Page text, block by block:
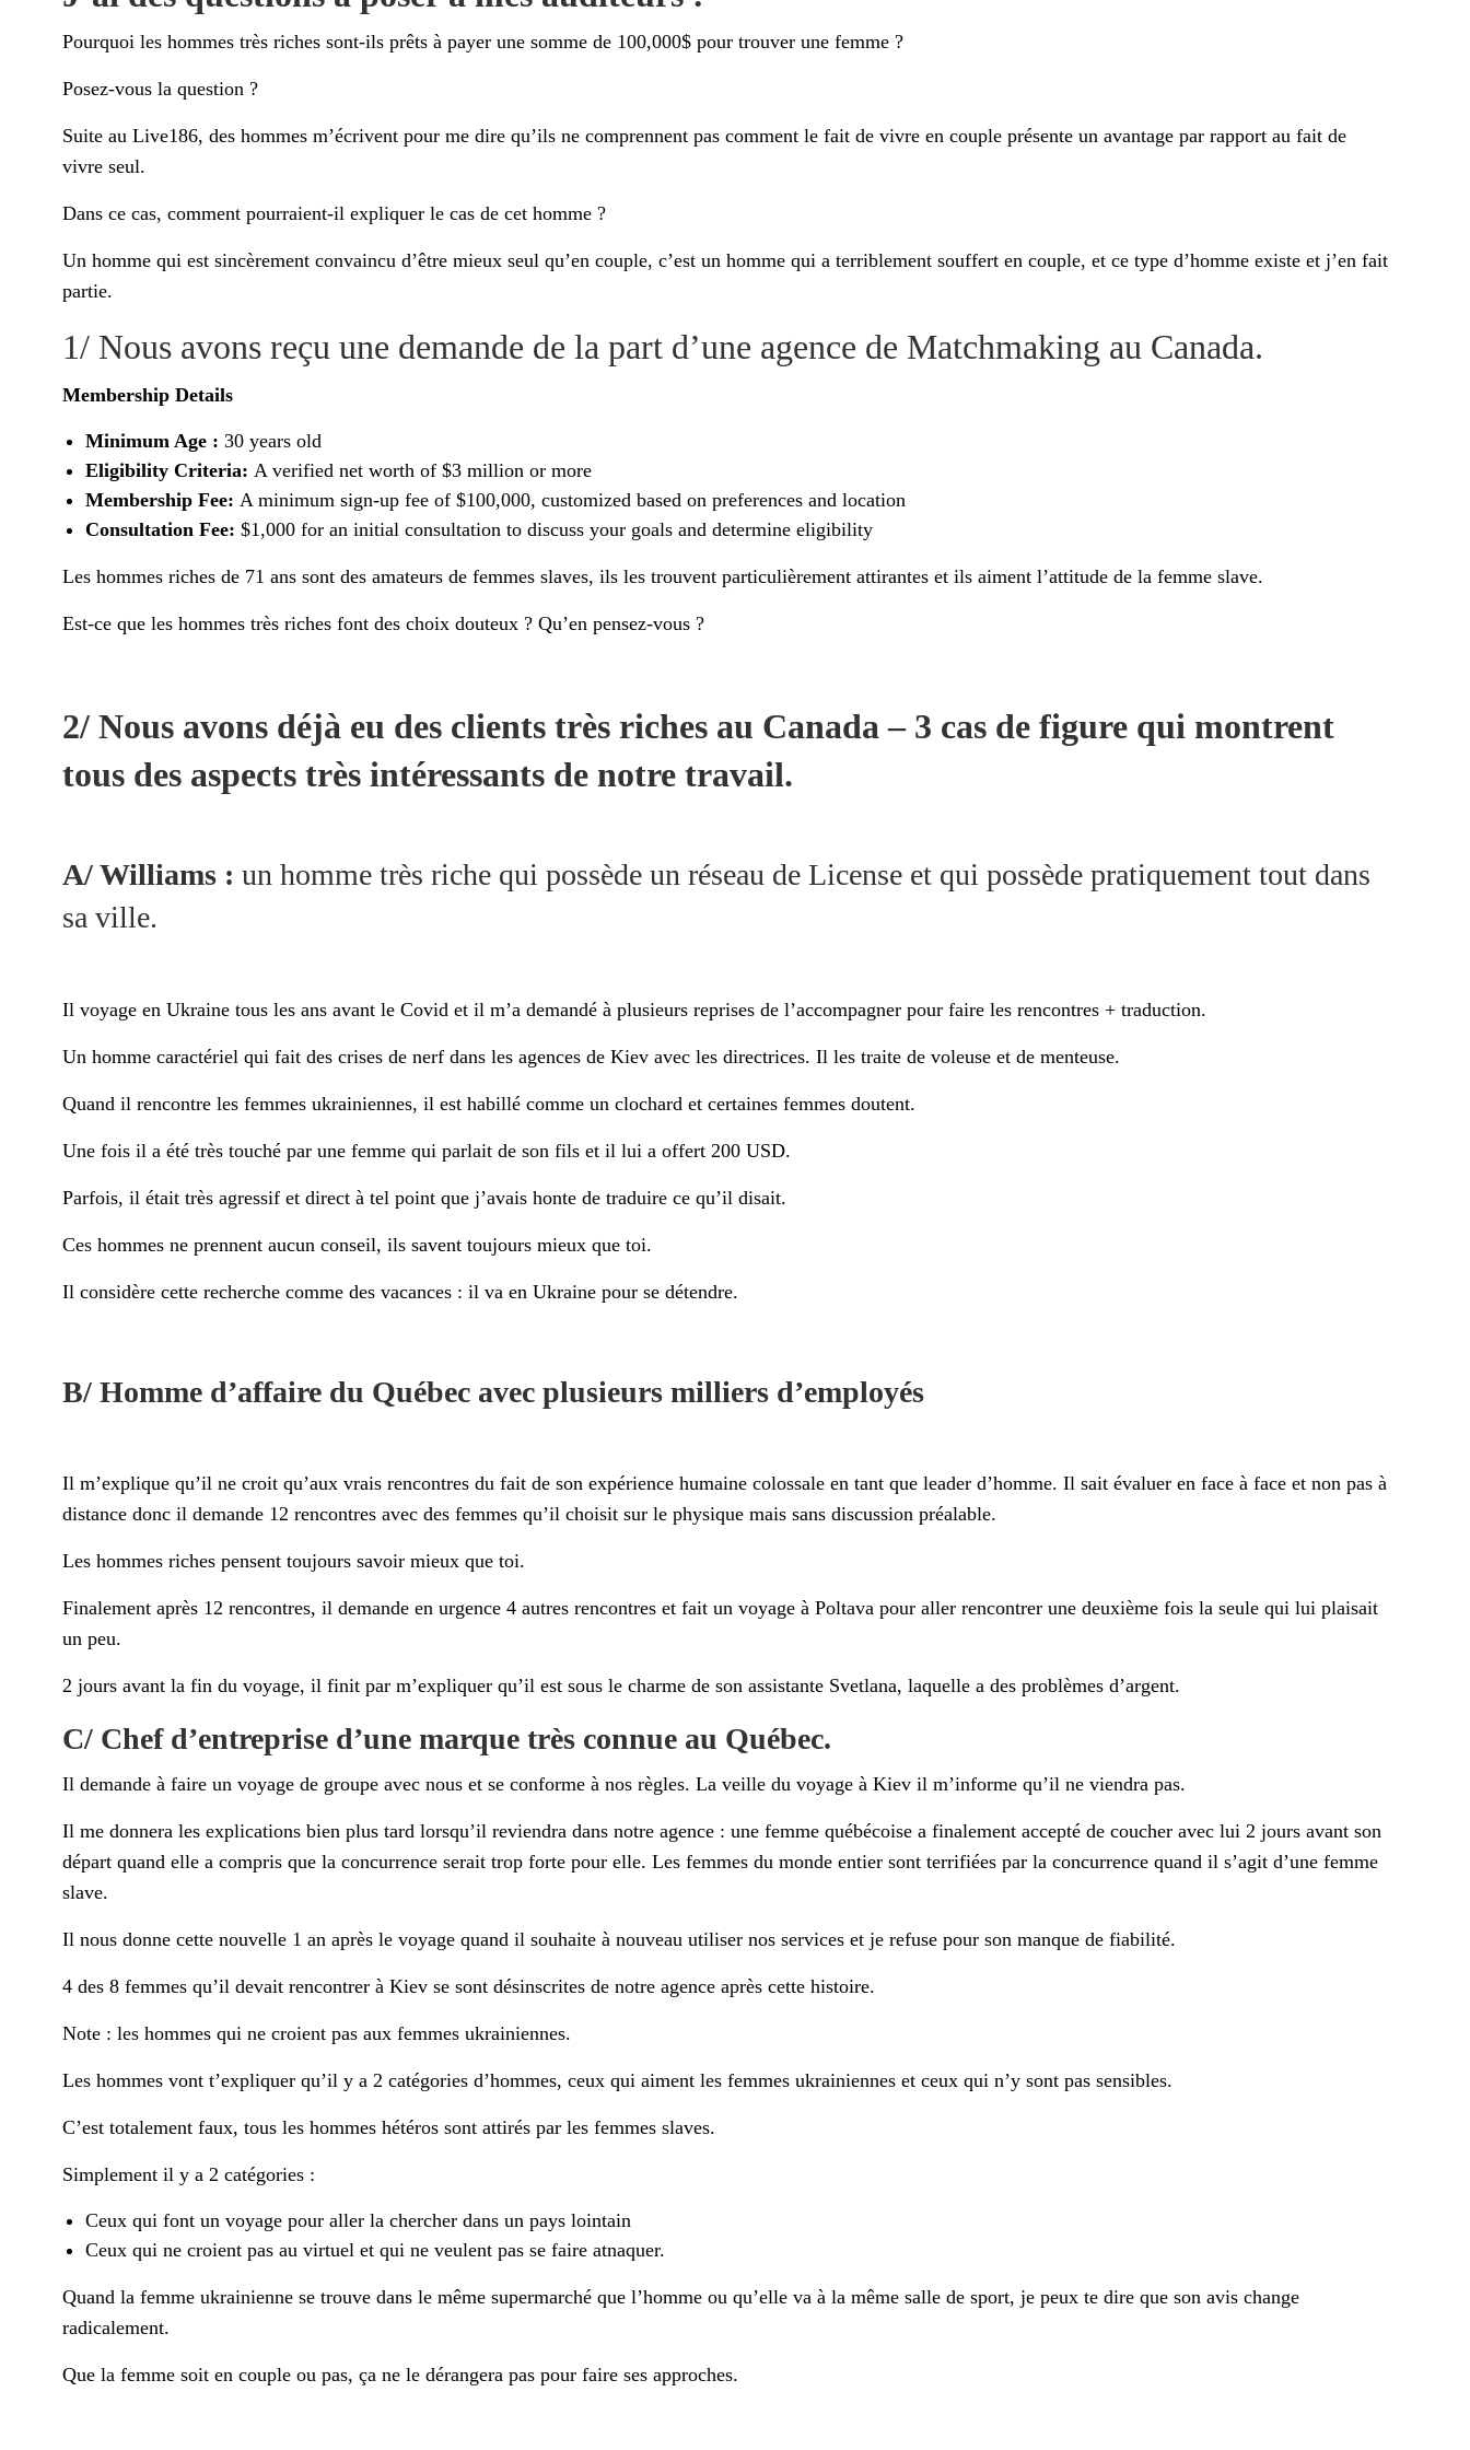
Pourquoi les hommes très riches sont-ils prêts à payer une somme de 100,000$ pour trouver une femme ?
Posez-vous la question ?
Suite au Live186, des hommes m’écrivent pour me dire qu’ils ne comprennent pas comment le fait de vivre en couple présente un avantage par rapport au fait de
vivre seul.
Dans ce cas, comment pourraient-il expliquer le cas de cet homme ?
Un homme qui est sincèrement convaincu d’être mieux seul qu’en couple, c’est un homme qui a terriblement souffert en couple, et ce type d’homme existe et j’en fait
partie.
1/ Nous avons reçu une demande de la part d’une agence de Matchmaking au Canada.
Membership Details
Minimum Age : 30 years old
Eligibility Criteria: A verified net worth of $3 million or more
Membership Fee: A minimum sign-up fee of $100,000, customized based on preferences and location
Consultation Fee: $1,000 for an initial consultation to discuss your goals and determine eligibility
Les hommes riches de 71 ans sont des amateurs de femmes slaves, ils les trouvent particulièrement attirantes et ils aiment l’attitude de la femme slave.
Est-ce que les hommes très riches font des choix douteux ? Qu’en pensez-vous ?
2/ Nous avons déjà eu des clients très riches au Canada – 3 cas de figure qui montrent
tous des aspects très intéressants de notre travail.
A/ Williams : un homme très riche qui possède un réseau de License et qui possède pratiquement tout dans
sa ville.
Il voyage en Ukraine tous les ans avant le Covid et il m’a demandé à plusieurs reprises de l’accompagner pour faire les rencontres + traduction.
Un homme caractériel qui fait des crises de nerf dans les agences de Kiev avec les directrices. Il les traite de voleuse et de menteuse.
Quand il rencontre les femmes ukrainiennes, il est habillé comme un clochard et certaines femmes doutent.
Une fois il a été très touché par une femme qui parlait de son fils et il lui a offert 200 USD.
Parfois, il était très agressif et direct à tel point que j’avais honte de traduire ce qu’il disait.
Ces hommes ne prennent aucun conseil, ils savent toujours mieux que toi.
Il considère cette recherche comme des vacances : il va en Ukraine pour se détendre.
B/ Homme d’affaire du Québec avec plusieurs milliers d’employés
Il m’explique qu’il ne croit qu’aux vrais rencontres du fait de son expérience humaine colossale en tant que leader d’homme. Il sait évaluer en face à face et non pas à
distance donc il demande 12 rencontres avec des femmes qu’il choisit sur le physique mais sans discussion préalable.
Les hommes riches pensent toujours savoir mieux que toi.
Finalement après 12 rencontres, il demande en urgence 4 autres rencontres et fait un voyage à Poltava pour aller rencontrer une deuxième fois la seule qui lui plaisait
un peu.
2 jours avant la fin du voyage, il finit par m’expliquer qu’il est sous le charme de son assistante Svetlana, laquelle a des problèmes d’argent.
C/ Chef d’entreprise d’une marque très connue au Québec.
Il demande à faire un voyage de groupe avec nous et se conforme à nos règles. La veille du voyage à Kiev il m’informe qu’il ne viendra pas.
Il me donnera les explications bien plus tard lorsqu’il reviendra dans notre agence : une femme québécoise a finalement accepté de coucher avec lui 2 jours avant son
départ quand elle a compris que la concurrence serait trop forte pour elle. Les femmes du monde entier sont terrifiées par la concurrence quand il s’agit d’une femme
slave.
Il nous donne cette nouvelle 1 an après le voyage quand il souhaite à nouveau utiliser nos services et je refuse pour son manque de fiabilité.
4 des 8 femmes qu’il devait rencontrer à Kiev se sont désinscrites de notre agence après cette histoire.
Note : les hommes qui ne croient pas aux femmes ukrainiennes.
Les hommes vont t’expliquer qu’il y a 2 catégories d’hommes, ceux qui aiment les femmes ukrainiennes et ceux qui n’y sont pas sensibles.
C’est totalement faux, tous les hommes hétéros sont attirés par les femmes slaves.
Simplement il y a 2 catégories :
Ceux qui font un voyage pour aller la chercher dans un pays lointain
Ceux qui ne croient pas au virtuel et qui ne veulent pas se faire atnaquer.
Quand la femme ukrainienne se trouve dans le même supermarché que l’homme ou qu’elle va à la même salle de sport, je peux te dire que son avis change
radicalement.
Que la femme soit en couple ou pas, ça ne le dérangera pas pour faire ses approches.